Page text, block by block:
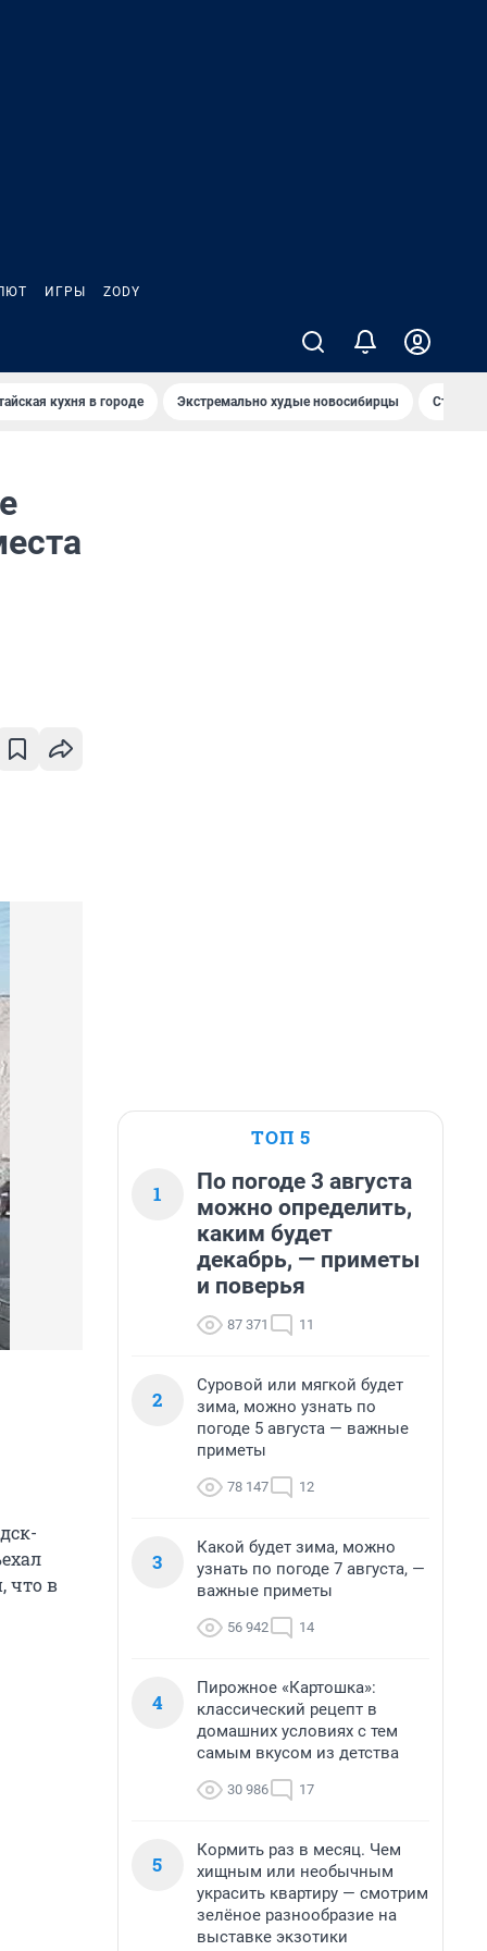
ИГРЫ ZODY
кухня в городе Экстремально худые новосибирцы Старт
что в
ТОП 5
1
По погоде 3 августа
можно определить,
каким будет
декабрь, — приметы
и поверья
87 371 11
2
Суровой или мягкой будет
зима, можно узнать по
погоде 5 августа — важные
приметы
78 147 12
3
Какой будет зима, можно
узнать по погоде 7 августа, —
важные приметы
56 942 14
4
Пирожное «Картошка»:
классический рецепт в
домашних условиях с тем
самым вкусом из детства
30 986 17
5
Кормить раз в месяц. Чем
хищным или необычным
украсить квартиру — смотрим
зелёное разнообразие на
выставке экзотики